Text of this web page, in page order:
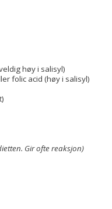
høy i salisyl)
folic acid (høy i salisyl)
Gir ofte reaksjon)